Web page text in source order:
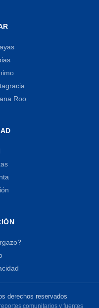
Roo
derechos reservados
comunitarios y fuentes